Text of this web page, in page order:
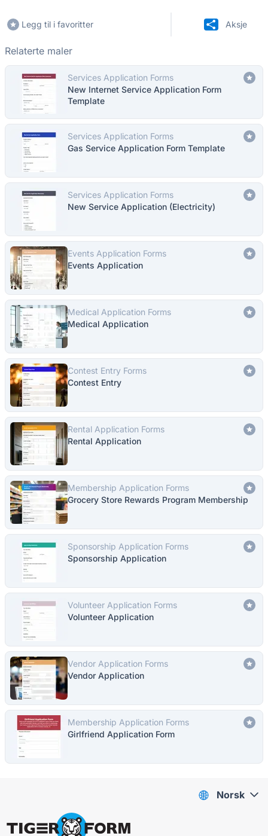
Legg til i favoritter Aksje
Relaterte maler
Services Application Forms
New Internet Service Application Form
Template
Services Application Forms
Gas Service Application Form Template
Services Application Forms
New Service Application (Electricity)
Events Application Forms
Events Application
Medical Application Forms
Medical Application
Contest Entry Forms
Contest Entry
Rental Application Forms
Rental Application
Membership Application Forms
Grocery Store Rewards Program Membership
Sponsorship Application Forms
Sponsorship Application
Volunteer Application Forms
Volunteer Application
Vendor Application Forms
Vendor Application
Membership Application Forms
Girlfriend Application Form
Norsk